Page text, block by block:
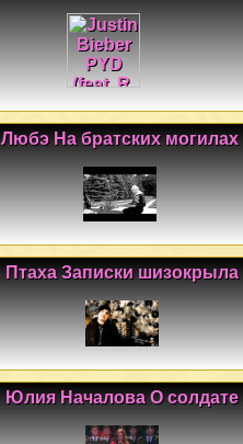
Любэ На братских могилах
Птаха Записки шизокрыла
Юлия Началова О солдате